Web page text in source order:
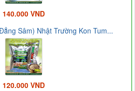
140.000 VND
Sâm) Nhật Trường Kon Tum...
120.000 VND